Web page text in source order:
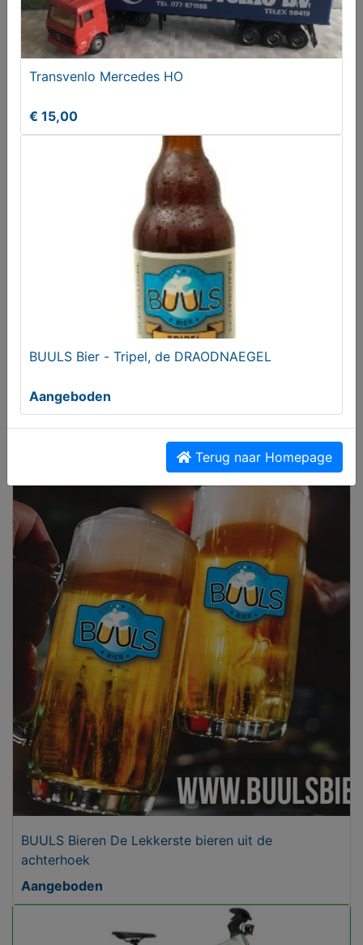
markeren
Vanaf € 18,50
MijnKoopwaar is gratis
BUULS Bieren De Lekkerste bieren uit de
achterhoek
Aangeboden
Transvenlo Mercedes HO
€ 15,00
BUULS Bier - Tripel, de DRAODNAEGEL
Aangeboden
Terug naar Homepage